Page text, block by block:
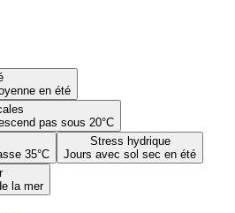
en été
pas sous 20°C
35°C
Stress hydrique
Jours avec sol sec en été
la mer